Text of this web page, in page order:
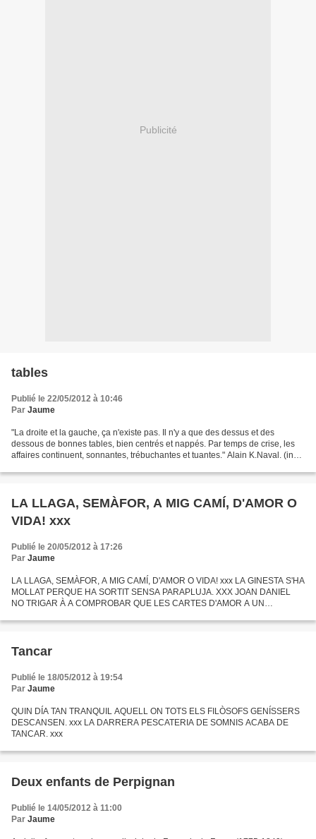
Publicité
tables
Publié le 22/05/2012 à 10:46
Par Jaume
"La droite et la gauche, ça n'existe pas. Il n'y a que des dessus et des
dessous de bonnes tables, bien centrés et nappés. Par temps de crise, les
affaires continuent, sonnantes, trébuchantes et tuantes." Alain K.Naval. (in
LA LLAGA, SEMÀFOR, A MIG CAMÍ, D'AMOR O
VIDA! xxx
Publié le 20/05/2012 à 17:26
Par Jaume
LA LLAGA, SEMÀFOR, A MIG CAMÍ, D'AMOR O VIDA! xxx LA GINESTA S'HA
MOLLAT PERQUE HA SORTIT SENSA PARAPLUJA. XXX JOAN DANIEL
NO TRIGAR À A COMPROBAR QUE LES CARTES D'AMOR A UN
NO ENS MURMUREJEN...
Tancar
Publié le 18/05/2012 à 19:54
Par Jaume
QUIN DÍA TAN TRANQUIL AQUELL ON TOTS ELS FILÒSOFS GENÍSSERS
DESCANSEN. xxx LA DARRERA PESCATERIA DE SOMNIS ACABA DE
TANCAR. xxx
Deux enfants de Perpignan
Publié le 14/05/2012 à 11:00
Par Jaume